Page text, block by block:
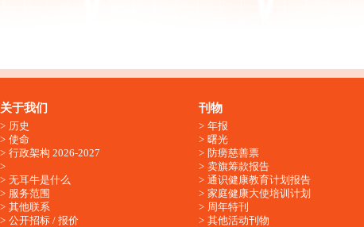
关于我们
历史
使命
行政架构 2026-2027
无耳牛是什么
服务范围
其他联系
公开招标 / 报价
刊物
年报
曙光
防痨慈善票
卖旗筹款报告
通识健康教育计划报告
家庭健康大使培训计划
周年特刊
其他活动刊物